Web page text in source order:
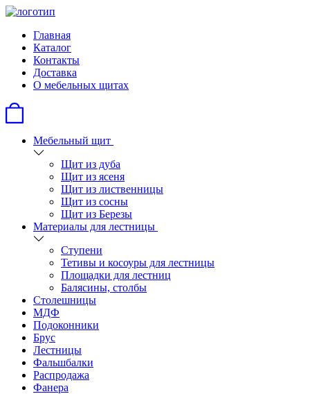
Главная
Каталог
Контакты
Доставка
О мебельных щитах
Мебельный щит
Щит из дуба
Щит из ясеня
Щит из лиственницы
Щит из сосны
Щит из Березы
Материалы для лестницы
Ступени
Тетивы и косоуры для лестницы
Площадки для лестниц
Балясины, столбы
Столешницы
МДФ
Подоконники
Брус
Лестницы
Фальшбалки
Распродажа
Фанера